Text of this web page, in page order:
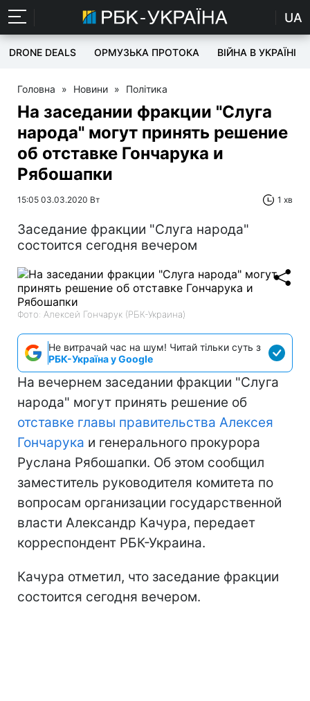
UA
DRONE DEALS ОРМУЗЬКА ПРОТОКА ВІЙНА В УКРАЇНІ
Головна » Новини » Політика
На заседании фракции "Слуга
народа" могут принять решение
об отставке Гончарука и
Рябошапки
15:05 03.03.2020 Вт 1 хв
Заседание фракции "Слуга народа"
состоится сегодня вечером
Фото: Алексей Гончарук (РБК-Украина)
Не витрачай час на шум! Читай тільки суть з
РБК-Україна у Google
На вечернем заседании фракции "Слуга
народа" могут принять решение об
отставке главы правительства Алексея
Гончарука и генерального прокурора
Руслана Рябошапки. Об этом сообщил
заместитель руководителя комитета по
вопросам организации государственной
власти Александр Качура, передает
корреспондент РБК-Украина.
Качура отметил, что заседание фракции
состоится сегодня вечером.